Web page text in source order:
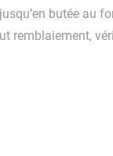
butée au
remblaiement,